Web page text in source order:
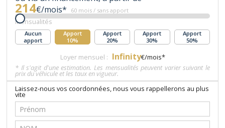
214€/mois* 60 mois / sans apport
Mensualités
Aucun
apport
Apport
10%
Apport
20%
Apport
30%
Apport
50%
Loyer mensuel : Infinity€/mois*
* Il s'agit d'une estimation. Les mensualités peuvent varier suivant le
prix du véhicule et les taux en vigueur.
Laissez-nous vos coordonnées, nous vous rappellerons au plus
vite